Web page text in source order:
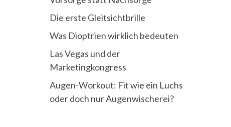
Die erste Gleitsichtbrille
Was Dioptrien wirklich bedeuten
Las Vegas und der
Marketingkongress
Augen-Workout: Fit wie ein Luchs
oder doch nur Augenwischerei?